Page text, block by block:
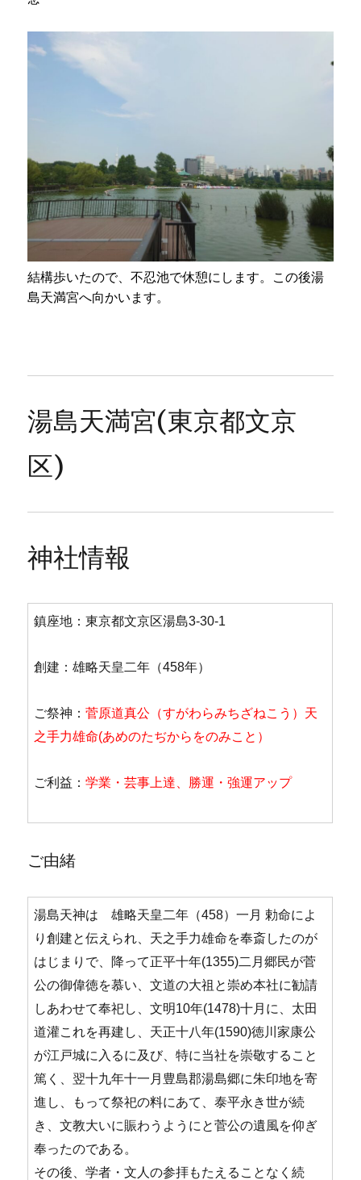
結構歩いたので、不忍池で休憩にします。この後湯
島天満宮へ向かいます。
湯島天満宮(東京都文京
区)
神社情報
鎮座地：東京都文京区湯島3-30-1
創建：雄略天皇二年（458年）
ご祭神：菅原道真公（すがわらみちざねこう）天
之手力雄命(あめのたぢからをのみこと）
ご利益：学業・芸事上達、勝運・強運アップ
ご由緒
湯島天神は 雄略天皇二年（458）一月 勅命によ
り創建と伝えられ、天之手力雄命を奉斎したのが
はじまりで、降って正平十年(1355)二月郷民が菅
公の御偉徳を慕い、文道の大祖と崇め本社に勧請
しあわせて奉祀し、文明10年(1478)十月に、太田
道灌これを再建し、天正十八年(1590)徳川家康公
が江戸城に入るに及び、特に当社を崇敬すること
篤く、翌十九年十一月豊島郡湯島郷に朱印地を寄
進し、もって祭祀の料にあて、泰平永き世が続
き、文教大いに賑わうようにと菅公の遺風を仰ぎ
奉ったのである。
その後、学者・文人の参拝もたえることなく続